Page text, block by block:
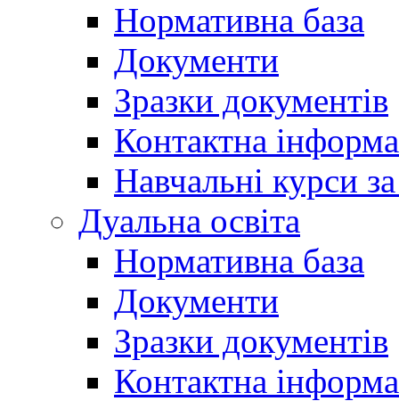
Нормативна база
Документи
Зразки документів
Контактна
Навчальні курси
Дуальна освіта
Нормативна база
Документи
Зразки документів
Контактна